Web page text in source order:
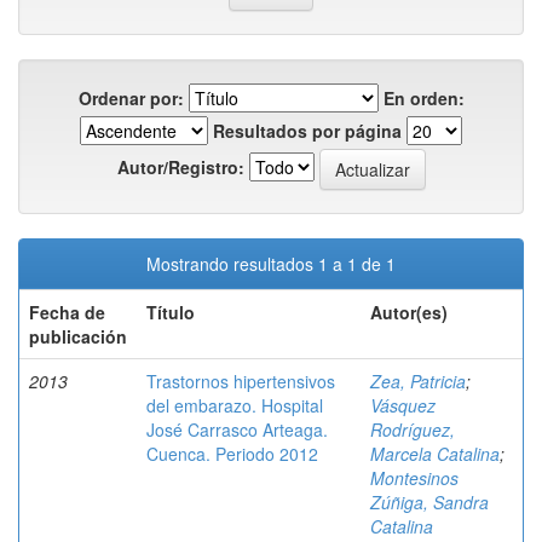
Ordenar por:
En orden:
Resultados por página
Autor/Registro:
Mostrando resultados 1 a 1 de 1
Fecha de
publicación
Título Autor(es)
2013
Trastornos hipertensivos
del embarazo. Hospital
José Carrasco Arteaga.
Cuenca. Periodo 2012
Zea, Patricia;
Vásquez
Rodríguez,
Marcela Catalina;
Montesinos
Zúñiga, Sandra
Catalina